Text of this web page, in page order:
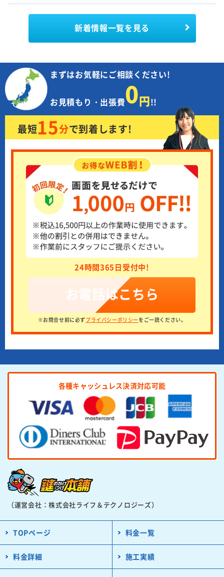
新着情報一覧を見る
まずはお気軽にご相談ください!
お見積もり・出張費0円!!
最短15分で到着します!
24時間365日受付中!
お電話はこちら
※お問合せ前に必ずプライバシーポリシー をご一読ください。
各種キャッシュレス決済対応可能
（運営会社：株式会社ライフ＆テクノロジーズ）
TOPページ 料金一覧
料金詳細 施工実績